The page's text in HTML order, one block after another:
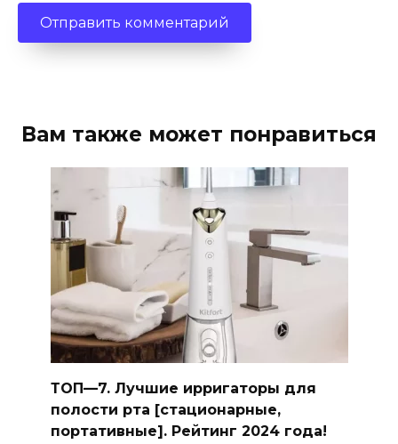
Вам также может понравиться
ТОП—7. Лучшие ирригаторы для
полости рта [стационарные,
портативные]. Рейтинг 2024 года!